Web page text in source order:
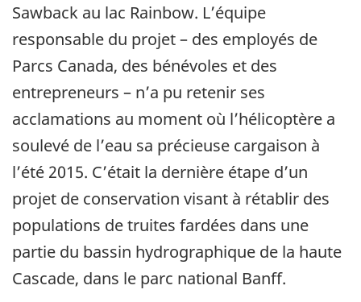
Sawback au lac Rainbow. L’équipe
responsable du projet – des employés de
Parcs Canada, des bénévoles et des
entrepreneurs – n’a pu retenir ses
acclamations au moment où l’hélicoptère a
soulevé de l’eau sa précieuse cargaison à
l’été 2015. C’était la dernière étape d’un
projet de conservation visant à rétablir des
populations de truites fardées dans une
partie du bassin hydrographique de la haute
Cascade, dans le parc national Banff.